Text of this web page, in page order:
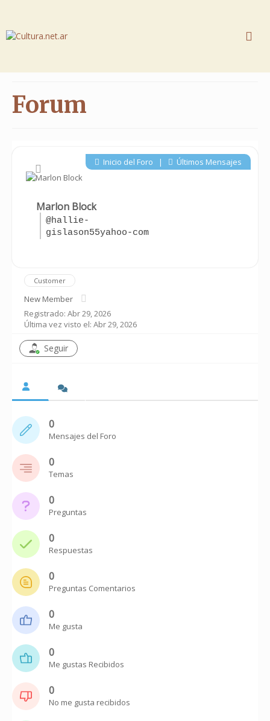
Forum
Marlon Block
@hallie-
gislason55yahoo-com
Inicio del Foro | Últimos Mensajes
Customer
New Member
Registrado: Abr 29, 2026
Última vez visto el: Abr 29, 2026
Seguir
0
Mensajes del Foro
0
Temas
0
Preguntas
0
Respuestas
0
Preguntas Comentarios
0
Me gusta
0
Me gustas Recibidos
0
No me gusta recibidos